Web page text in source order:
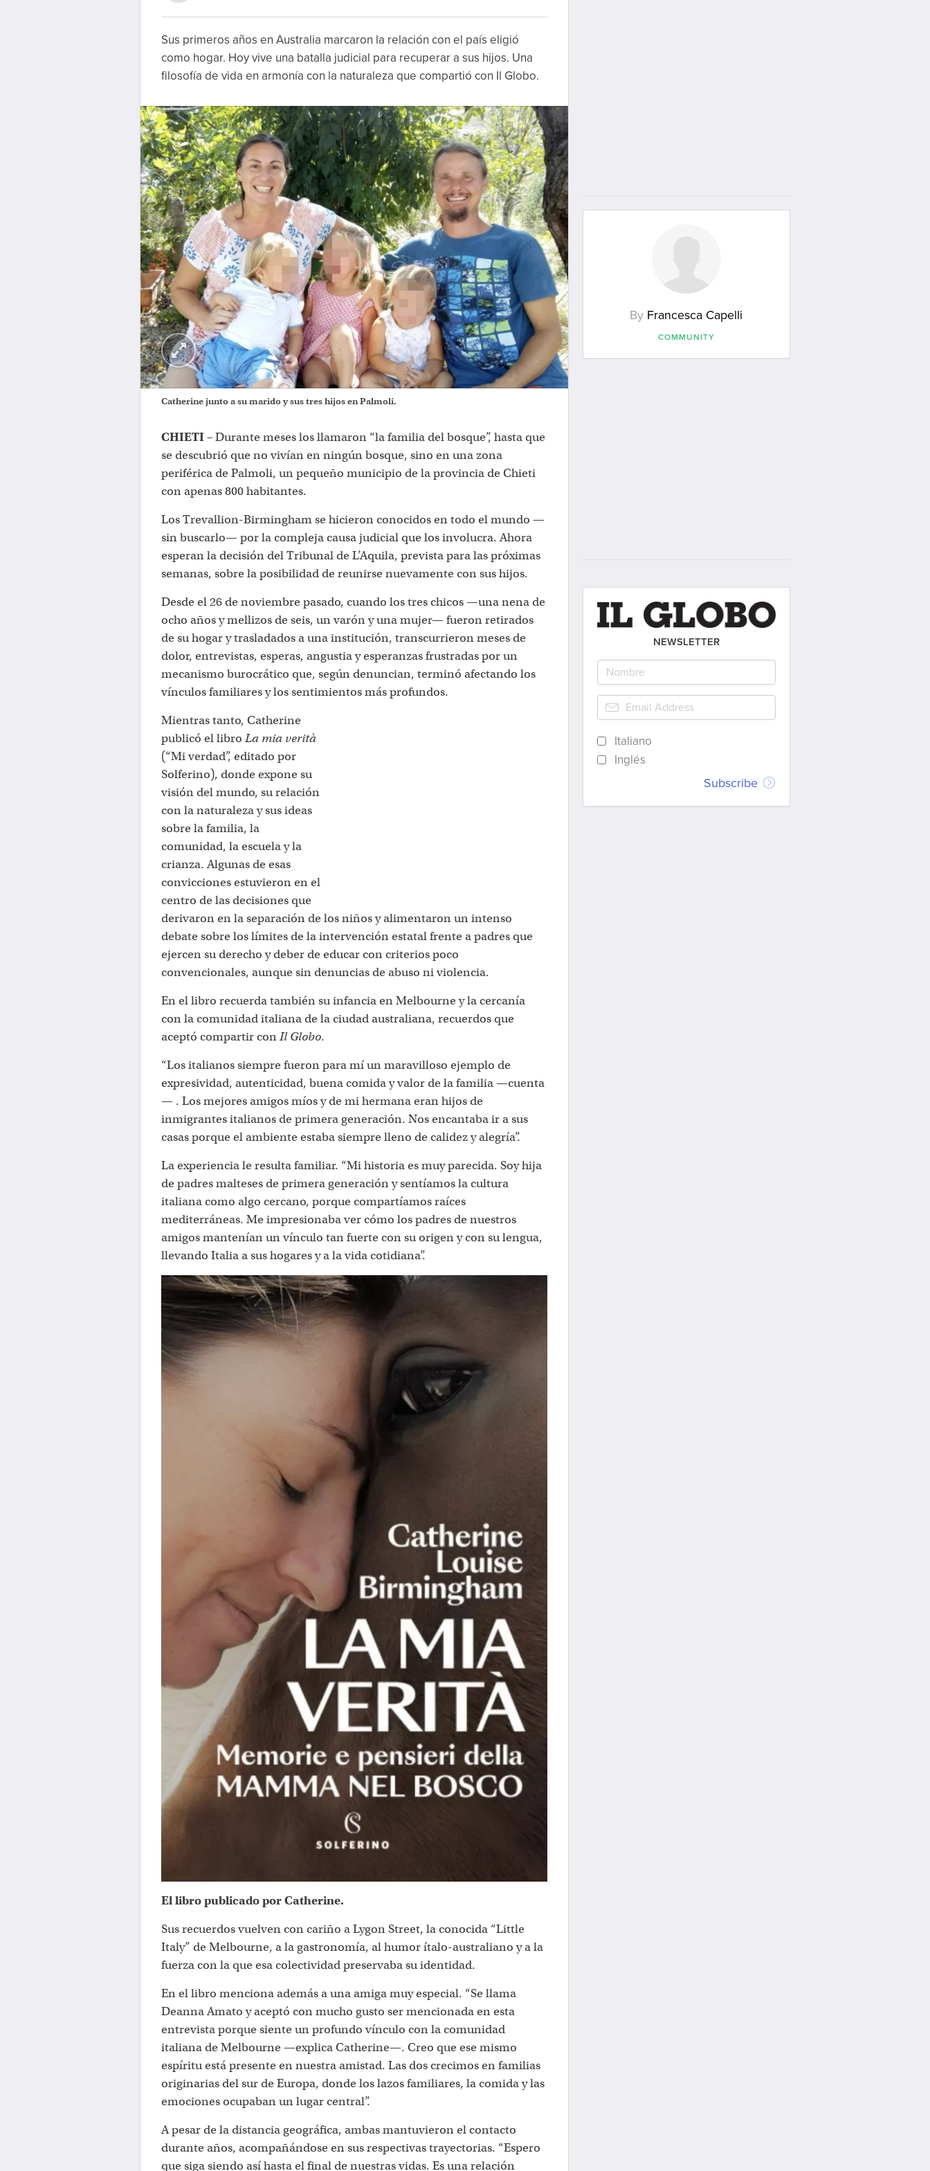
Sus primeros años en Australia marcaron la relación con el país eligió
como hogar. Hoy vive una batalla judicial para recuperar a sus hijos. Una
filosofía de vida en armonía con la naturaleza que compartió con Il Globo.
Catherine junto a su marido y sus tres hijos en Palmoli.
CHIETI –Durante meses los llamaron “la familia del bosque”, hasta que
se descubrió que no vivían en ningún bosque, sino en una zona
periférica de Palmoli, un pequeño municipio de la provincia de Chieti
con apenas 800 habitantes.
Los Trevallion-Birmingham se hicieron conocidos en todo el mundo —
sin buscarlo— por la compleja causa judicial que los involucra. Ahora
esperan la decisión del Tribunal de L’Aquila, prevista para las próximas
semanas, sobre la posibilidad de reunirse nuevamente con sus hijos.
Desde el 26 de noviembre pasado, cuando los tres chicos —una nena de
ocho años y mellizos de seis, un varón y una mujer— fueron retirados
de su hogar y trasladados a una institución, transcurrieron meses de
dolor, entrevistas, esperas, angustia y esperanzas frustradas por un
mecanismo burocrático que, según denuncian, terminó afectando los
vínculos familiares y los sentimientos más profundos.
Mientras tanto, Catherine
publicó el libro La mia verità
(“Mi verdad”, editado por
Solferino), donde expone su
visión del mundo, su relación
con la naturaleza y sus ideas
sobre la familia, la
comunidad, la escuela y la
crianza. Algunas de esas
convicciones estuvieron en el
centro de las decisiones que
derivaron en la separación de los niños y alimentaron un intenso
debate sobre los límites de la intervención estatal frente a padres que
ejercen su derecho y deber de educar con criterios poco
convencionales, aunque sin denuncias de abuso ni violencia.
En el libro recuerda también su infancia en Melbourne y la cercanía
con la comunidad italiana de la ciudad australiana, recuerdos que
aceptó compartir conIl Globo.
“Los italianos siempre fueron para mí un maravilloso ejemplo de
expresividad, autenticidad, buena comida y valor de la familia —cuenta
— . Los mejores amigos míos y de mi hermana eran hijos de
inmigrantes italianos de primera generación. Nos encantaba ir a sus
casas porque el ambiente estaba siempre lleno de calidez y alegría”.
La experiencia le resulta familiar. “Mi historia es muy parecida. Soy hija
de padres malteses de primera generación y sentíamos la cultura
italiana como algo cercano, porque compartíamos raíces
mediterráneas. Me impresionaba ver cómo los padres de nuestros
amigos mantenían un vínculo tan fuerte con su origen y con su lengua,
llevando Italia a sus hogares y a la vida cotidiana”.
El libro publicado por Catherine.
Sus recuerdos vuelven con cariño a Lygon Street, la conocida “Little
Italy” de Melbourne, a la gastronomía, al humor ítalo-australiano y a la
fuerza con la que esa colectividad preservaba su identidad.
En el libro menciona además a una amiga muy especial. “Se llama
Deanna Amato y aceptó con mucho gusto ser mencionada en esta
entrevista porque siente un profundo vínculo con la comunidad
italiana de Melbourne —explica Catherine—. Creo que ese mismo
espíritu está presente en nuestra amistad. Las dos crecimos en familias
originarias del sur de Europa, donde los lazos familiares, la comida y las
emociones ocupaban un lugar central”.
A pesar de la distancia geográfica, ambas mantuvieron el contacto
durante años, acompañándose en sus respectivas trayectorias. “Espero
que siga siendo así hasta el final de nuestras vidas. Es una relación
By Francesca Capelli
COMMUNITY
NEWSLETTER
Italiano
Inglés
Subscribe